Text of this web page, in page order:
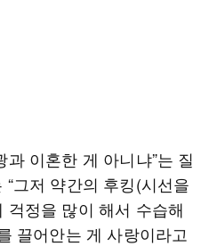
이혼한 게 아니냐”는 질
그저 약간의 후킹(시선을
정을 많이 해서 수습해
끌어안는 게 사랑이라고